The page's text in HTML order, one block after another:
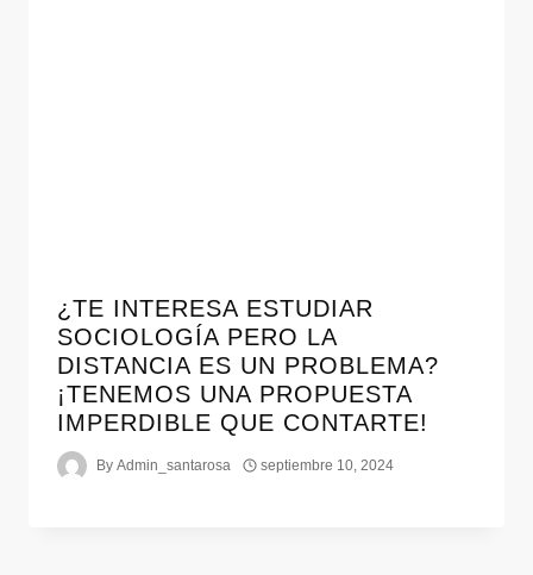
¿TE INTERESA ESTUDIAR
SOCIOLOGÍA PERO LA
DISTANCIA ES UN PROBLEMA?
¡TENEMOS UNA PROPUESTA
IMPERDIBLE QUE CONTARTE!
By Admin_santarosa septiembre 10, 2024